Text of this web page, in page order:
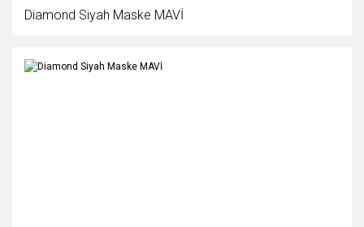
Diamond Siyah Maske MAVİ